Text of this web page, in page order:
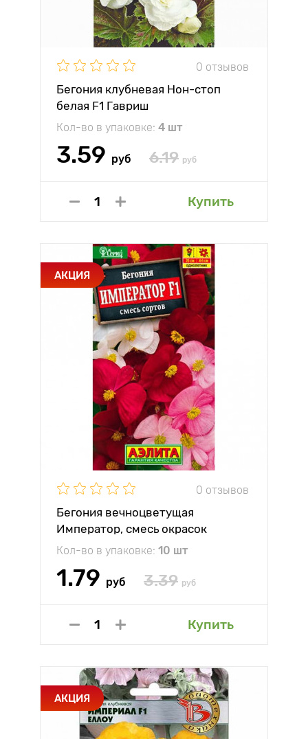
0 отзывов
Бегония клубневая Нон-стоп
белая F1 Гавриш
Кол-во в упаковке: 4 шт
3.59 руб 6.19 руб
Купить
АКЦИЯ
0 отзывов
Бегония вечноцветущая
Император, смесь окрасок
Аэлита
Кол-во в упаковке: 10 шт
1.79 руб 3.39 руб
Купить
АКЦИЯ